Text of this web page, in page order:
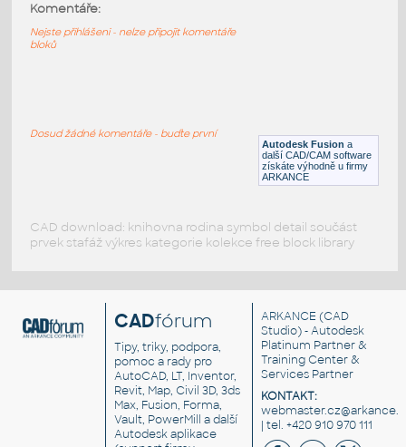
Příruby
Autodesk Fusion a
další CAD/CAM software
získáte výhodně u firmy
ARKANCE
Komentáře:
Nejste přihlášeni - nelze připojit komentáře
bloků
Dosud žádné komentáře - buďte první
CAD download: knihovna rodina symbol detail součást
prvek stafáž výkres kategorie kolekce free block library
CADfórum
Tipy, triky, podpora,
pomoc a rady pro
AutoCAD, LT, Inventor,
Revit, Map, Civil 3D, 3ds
Max, Fusion, Forma,
Vault, PowerMill a další
Autodesk aplikace
ARKANCE (CAD
Studio) - Autodesk
Platinum Partner &
Training Center &
Services Partner
KONTAKT:
| tel. +420 910 970 111